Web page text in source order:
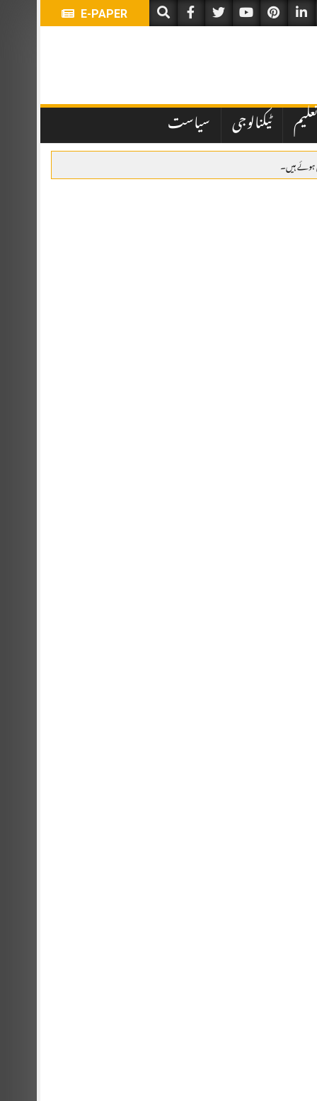
E-PAPER
تعلیم ٹیکنالوجی سیاست
مقابلہ منتخب